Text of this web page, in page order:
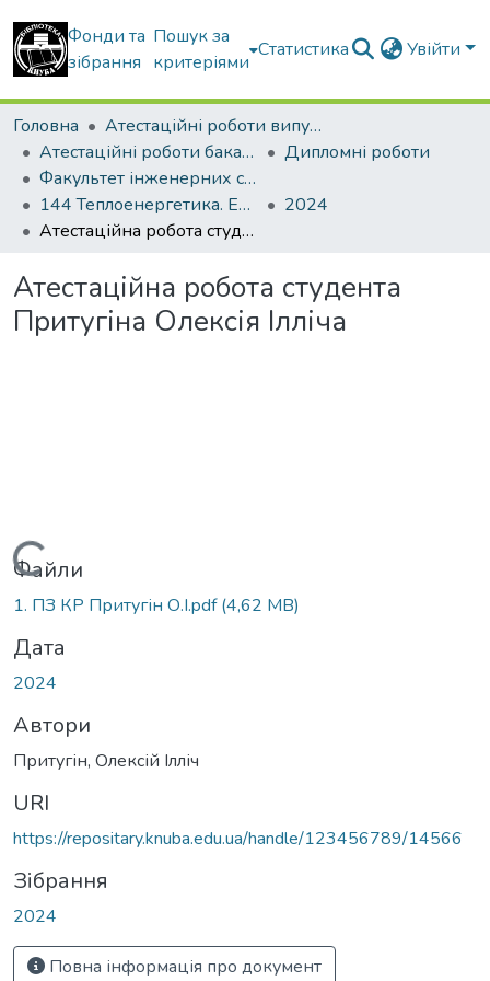
Фонди та
зібрання
Пошук за
критеріями
Статистика Увійти
Головна
Атестаційні роботи випускників
Атестаційні роботи бакалаврів
Дипломні роботи
Факультет інженерних систем та екології
144 Теплоенергетика. Енергетичний менеджмент, енергоефективні муніципальні та промислові теплові технології
2024
Атестаційна робота студента Притугіна Олексія Ілліча
Атестаційна робота студента
Притугіна Олексія Ілліча
Вантажиться...
Файли
1. ПЗ КР Притугін О.І.pdf(4,62 MB)
Дата
2024
Автори
Притугін, Олексій Ілліч
URI
https://repositary.knuba.edu.ua/handle/123456789/14566
Зібрання
2024
Повна інформація про документ